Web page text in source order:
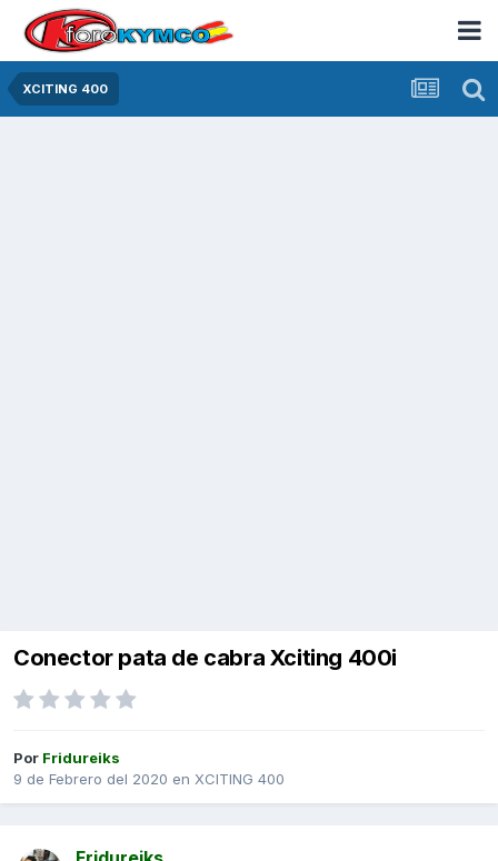
XCITING 400
Conector pata de cabra Xciting 400i
Por Fridureiks
9 de Febrero del 2020 en XCITING 400